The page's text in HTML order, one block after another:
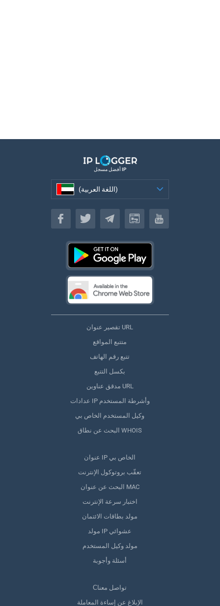
أفضل مسجل IP
(اللغة العربية)
(اللغة العربية)
تقصير عنوان URL
متتبع المواقع
تتبع رقم الهاتف
بكسل التتبع
مدقق عناوين URL
عدادات IP وأشرطة المستخدم
وكيل المستخدم الخاص بي
البحث عن نطاق WHOIS
عنوان IP الخاص بي
تعقّب بروتوكول الإنترنت
البحث عن عنوان MAC
اختبار سرعة الإنترنت
مولد بطاقات الائتمان
مولد IP عشوائي
مولد وكيل المستخدم
أسئلة وأجوبة
Сتواصل معنا
الإبلاغ عن إساءة المعاملة